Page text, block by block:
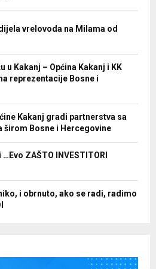
vrelovoda na Milama od
u Kakanj – Općina Kakanj i KK
reprezentacije Bosne i
Kakanj gradi partnerstva sa
Bosne i Hercegovine
ZAŠTO INVESTITORI
i obrnuto, ako se radi, radimo